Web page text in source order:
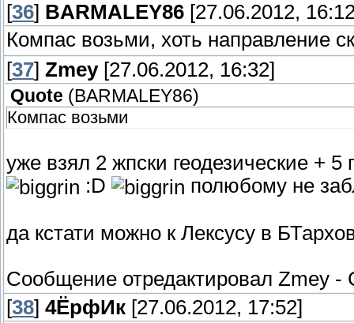
[36] BARMALEY86 [27.06.2012,
Компас возьми, хоть направление
[37] Zmey[27.06.2012, 16:32]
Quote ( BARMALEY86)
Компас возьми
уже взял 2 жпски геодезические + 5
:D
полюбому не
да кстати можно к Лексусу в
Сообщение отредактировал Zmey -
[38] 4ЁрфИк [27.06.2012, 17:52]